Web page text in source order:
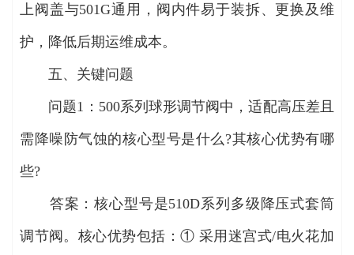
上阀盖与501G通用，阀内件易于装拆、更换及维
护，降低后期运维成本。
五、关键问题
问题1：500系列球形调节阀中，适配高压差且
需降噪防气蚀的核心型号是什么?其核心优势有哪
些?
答案：核心型号是510D系列多级降压式套筒
调节阀。核心优势包括：① 采用迷宫式/电火花加